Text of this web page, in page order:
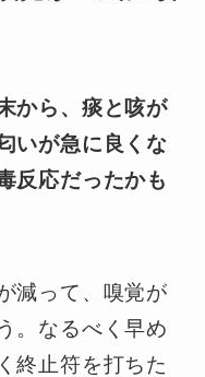
から、痰と咳が
いが急に良くな
反応だったかも
減って、嗅覚が
。なるべく早め
終止符を打ちた